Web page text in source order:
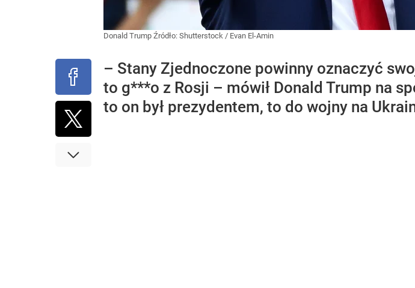
Donald Trump Źródło: Shutterstock / Evan El-Amin
– Stany Zjednoczone powinny oznaczyć
to g***o z Rosji – mówił Donald Trump na
to on był prezydentem, to do wojny na